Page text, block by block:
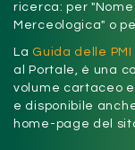
ricerca: per
Merceologica" o
La Guida delle
al Portale, è una
volume cartaceo
e disponibile
home-page del